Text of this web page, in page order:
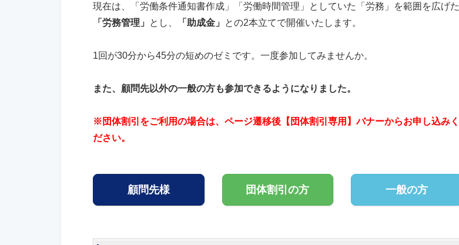
現在は、「労働条件通知書作成」「労働時間管理」としていた「労務」を範囲を広げた
「労務管理」
とし、 「助成金」 との2本立てで開催いたします。
1回が30分から45分の短めのゼミです。一度参加してみませんか。
また、顧問先以外の一般の方も参加できるようになりました。
※団体割引をご利用の場合は、ページ遷移後【団体割引専用】バナーからお申し込みく
ださい。
顧問先様 団体割引の方 一般の方